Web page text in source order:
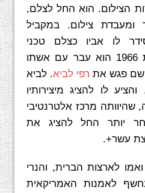
הצילום. הוא החל לצלם,
צילום. במקביל
לו אביו כצלם טכני
במעבדת מחקר. בשנת 1966 הוא עבר עם אשתו
שם פגש את רפי לביא. לביא
לו להציג מיצירותיו
שהיוותה מרכז אלטרנטיבי
יותר החל להציג את
עשר+.
אביו ואמו לארצות הברית, והנרי
לאמנות האמריקאית